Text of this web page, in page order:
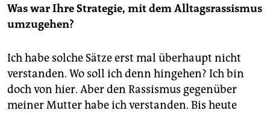
Was war Ihre Strategie, mit dem Alltagsrassismus
umzugehen?
Ich habe solche Sätze erst mal überhaupt nicht
verstanden. Wo soll ich denn hingehen? Ich bin
doch von hier. Aber den Rassismus gegenüber
meiner Mutter habe ich verstanden. Bis heute